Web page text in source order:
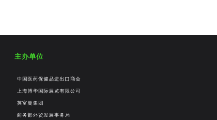
主办单位
中国医药保健品进出口商会
上海博华国际展览有限公司
英富曼集团
商务部外贸发展事务局